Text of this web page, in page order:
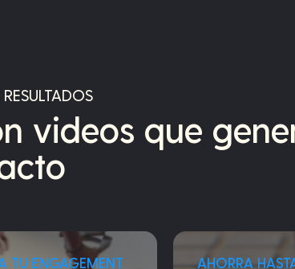
videos que
TU ENGAGEMENT AHORRA